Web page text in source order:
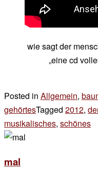
wie sagt der
„eine cd
Posted in Allgemein,
gehörtesTagged 2012,
musikalisches, schönes
mal